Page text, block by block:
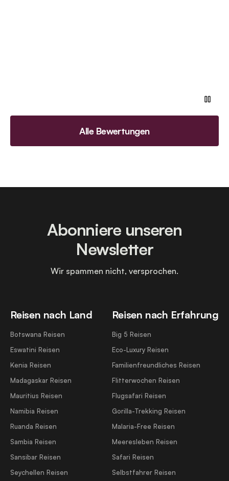
Alle Bewertungen
Reisen nach Land
Botswana Reisen
Eswatini Reisen
Kenia Reisen
Madagaskar Reisen
Mauritius Reisen
Namibia Reisen
Ruanda Reisen
Sambia Reisen
Sansibar Reisen
Seychellen Reisen
Reisen nach Erfahrung
Big 5 Reisen
Eco-Luxury Reisen
Familienfreundliches Reisen
Flitterwochen Reisen
Flugsafari Reisen
Gorilla-Trekking Reisen
Malaria-Free Reisen
Meeresleben Reisen
Safari Reisen
Selbstfahrer Reisen
Abonniere unseren
Newsletter
Wir spammen nicht, versprochen.